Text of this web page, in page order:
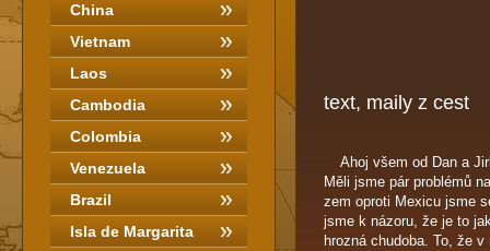
text, maily z cest
Ahoj všem od Dan a
Měli jsme pár problémů
zem oproti Mexicu jsme
jsme k názoru, že je to
hrozná chudoba. To, že
China
Vietnam
Laos
Cambodia
Colombia
Venezuela
Brazil
Isla de Margarita